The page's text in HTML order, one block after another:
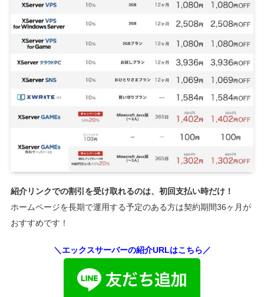
紹介リンクでの割引を受け取れるのは、初回支払い時だけ！
ホームページを長期で運用する予定のある方は契約期間36ヶ月が
おすすめです！
＼エックスサーバーの紹介URLはこちら／